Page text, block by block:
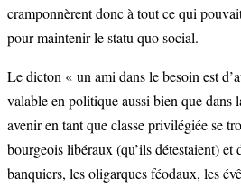
cramponnèrent donc à tout ce qui
pour maintenir le statu quo social.
Le dicton « un ami dans le besoin est
valable en politique aussi bien que dans
avenir en tant que classe privilégiée se
bourgeois libéraux (qu’ils détestaient) et
banquiers, les oligarques féodaux, les